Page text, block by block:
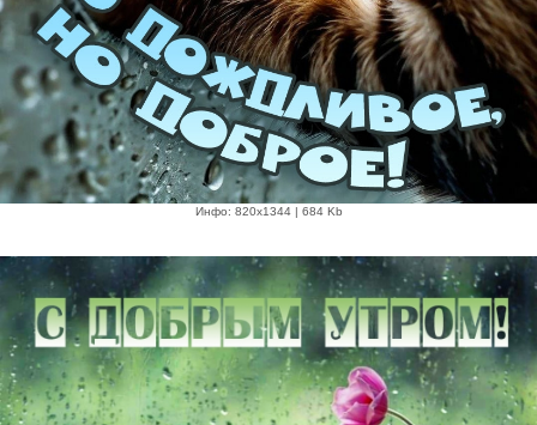
Инфо: 820х1344 | 684 Kb